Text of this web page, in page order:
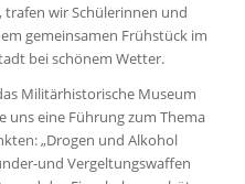
trafen wir Schülerinnen und
gemeinsamen Frühstück im
bei schönem Wetter.
Militärhistorische Museum
eine Führung zum Thema
„Drogen und Alkohol
und Vergeltungswaffen